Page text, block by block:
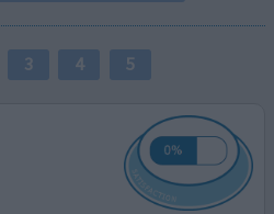
3 4 5